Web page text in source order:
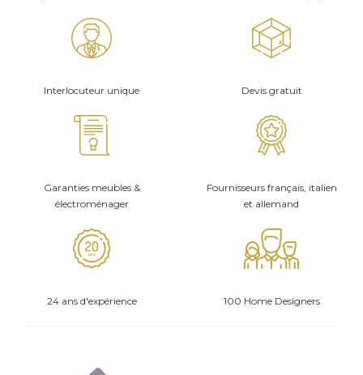
Interlocuteur unique Devis gratuit
Garanties meubles &
électroménager
Fournisseurs français, italien
et allemand
24 ans d'expérience 100 Home Designers